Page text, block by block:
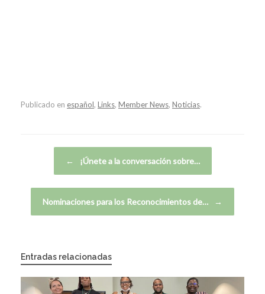
Publicado en español, Links, Member News, Noticias.
← ¡Únete a la conversación sobre…
Nominaciones para los Reconocimientos de… →
Entradas relacionadas